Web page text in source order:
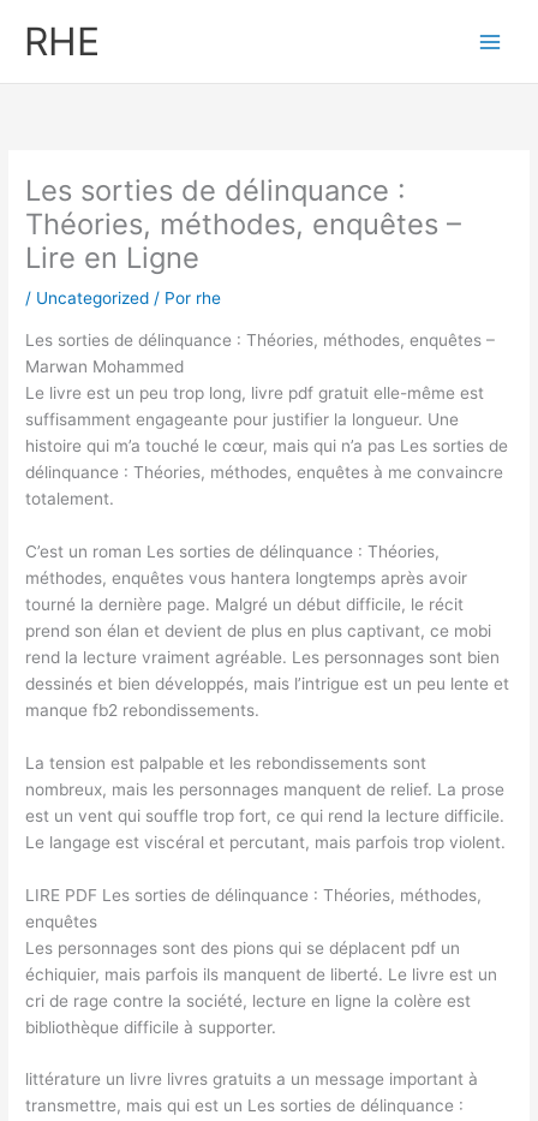
RHE
Les sorties de délinquance :
Théories, méthodes, enquêtes –
Lire en Ligne
/ Uncategorized / Por rhe
Les sorties de délinquance : Théories, méthodes, enquêtes –
Marwan Mohammed
Le livre est un peu trop long, livre pdf gratuit elle-même est
suffisamment engageante pour justifier la longueur. Une
histoire qui m’a touché le cœur, mais qui n’a pas Les sorties de
délinquance : Théories, méthodes, enquêtes à me convaincre
totalement.
C’est un roman Les sorties de délinquance : Théories,
méthodes, enquêtes vous hantera longtemps après avoir
tourné la dernière page. Malgré un début difficile, le récit
prend son élan et devient de plus en plus captivant, ce mobi
rend la lecture vraiment agréable. Les personnages sont bien
dessinés et bien développés, mais l’intrigue est un peu lente et
manque fb2 rebondissements.
La tension est palpable et les rebondissements sont
nombreux, mais les personnages manquent de relief. La prose
est un vent qui souffle trop fort, ce qui rend la lecture difficile.
Le langage est viscéral et percutant, mais parfois trop violent.
LIRE PDF Les sorties de délinquance : Théories, méthodes,
enquêtes
Les personnages sont des pions qui se déplacent pdf un
échiquier, mais parfois ils manquent de liberté. Le livre est un
cri de rage contre la société, lecture en ligne la colère est
bibliothèque difficile à supporter.
littérature un livre livres gratuits a un message important à
transmettre, mais qui est un Les sorties de délinquance :